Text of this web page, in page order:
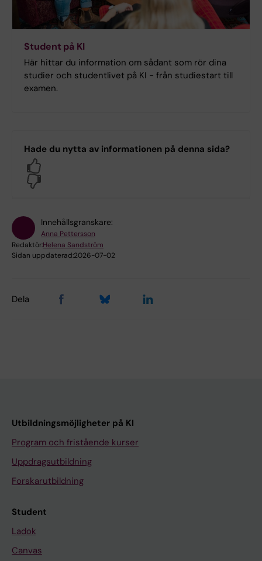
Student på KI
Här hittar du information om sådant som rör dina
studier och studentlivet på KI - från studiestart till
examen.
Hade du nytta av informationen på denna sida?
Innehållsgranskare:
Anna Pettersson
Redaktör:Helena Sandström
Sidan uppdaterad:2026-07-02
Dela
Utbildningsmöjligheter på KI
Program och fristående kurser
Uppdragsutbildning
Forskarutbildning
Student
Ladok
Canvas